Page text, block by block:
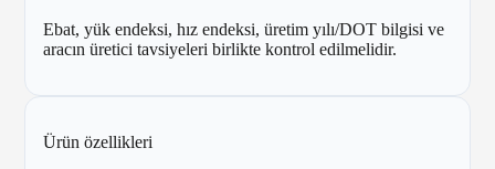
Ebat, yük endeksi, hız endeksi, üretim yılı/DOT bilgisi ve
aracın üretici tavsiyeleri birlikte kontrol edilmelidir.
Ürün özellikleri